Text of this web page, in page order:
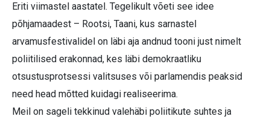
Eriti viimastel aastatel. Tegelikult võeti see idee
põhjamaadest – Rootsi, Taani, kus sarnastel
arvamusfestivalidel on läbi aja andnud tooni just nimelt
poliitilised erakonnad, kes läbi demokraatliku
otsustusprotsessi valitsuses või parlamendis peaksid
need head mõtted kuidagi realiseerima.
Meil on sageli tekkinud valehäbi poliitikute suhtes ja